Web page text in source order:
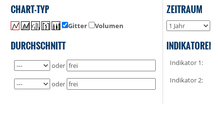
CHART-TYP
Gitter Volumen
ZEITRAUM
DURCHSCHNITT
oder
oder
INDIKATOREN
Indikator 1:
Indikator 2: